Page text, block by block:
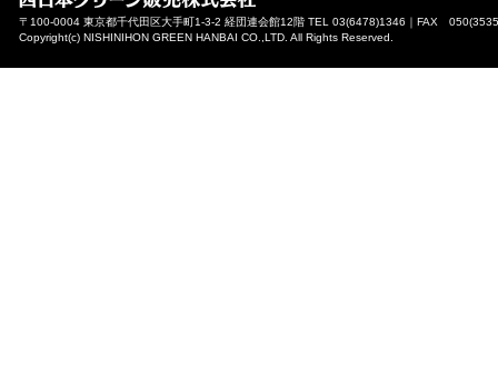
〒100-0004 東京都千代田区大手町1-3-2 経団連会館12階 TEL 03(6478)1346｜FAX
Copyright(c) NISHINIHON GREEN HANBAI CO.,LTD. All Rights Reserved.